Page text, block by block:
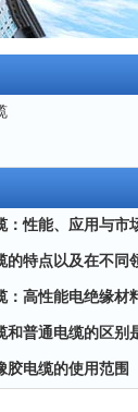
胶电缆的使用范围